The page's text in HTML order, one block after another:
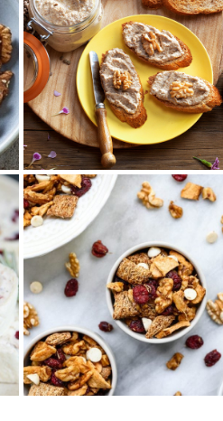
くるみとレンズ豆のス
プレッド
じゃがいもとレンズ豆の滑らか
な口当たりに、くるみの粒々食
感がアクセント。作っておけ
ば、朝食にお好きな...